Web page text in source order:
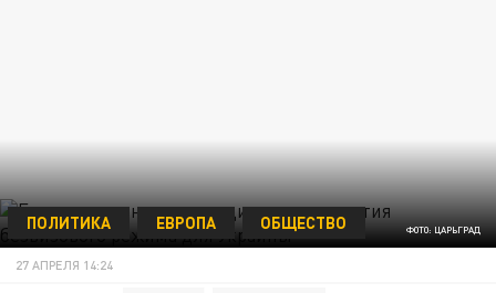
ФОТО: ЦАРЬГРАД
ПОЛИТИКА ЕВРОПА ОБЩЕСТВО
27 АПРЕЛЯ 14:24